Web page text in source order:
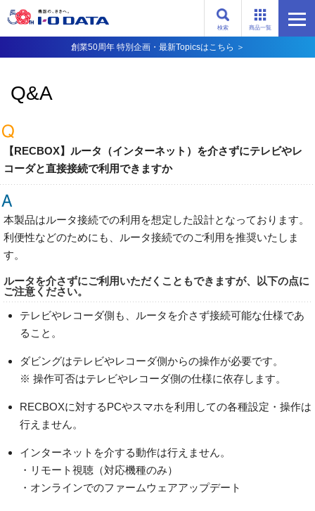
商品一覧
検索
創業50周年 特別企画・最新Topicsはこちら ＞
Q&A
【RECBOX】ルータ（インターネット）を介さずにテレビやレ
コーダと直接接続で利用できますか
本製品はルータ接続での利用を想定した設計となっております。
利便性などのためにも、ルータ接続でのご利用を推奨いたしま
す。
ルータを介さずにご利用いただくこともできますが、以下の点に
ご注意ください。
テレビやレコーダ側も、ルータを介さず接続可能な仕様であ
ること。
ダビングはテレビやレコーダ側からの操作が必要です。
※ 操作可否はテレビやレコーダ側の仕様に依存します。
RECBOXに対するPCやスマホを利用しての各種設定・操作は
行えません。
インターネットを介する動作は行えません。
・リモート視聴（対応機種のみ）
・オンラインでのファームウェアアップデート